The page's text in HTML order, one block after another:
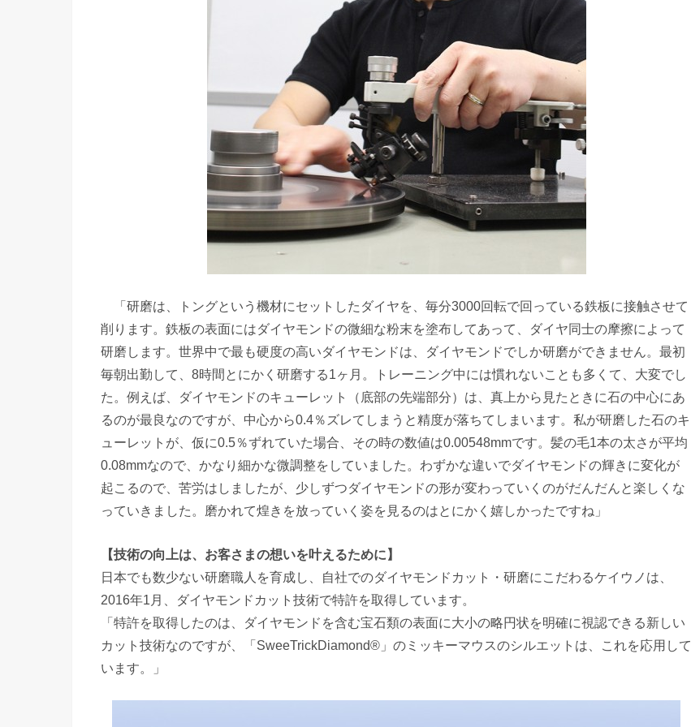
「研磨は、トングという機材にセットしたダイヤを、毎分3000回転で回っている鉄板に接触させて
削ります。鉄板の表面にはダイヤモンドの微細な粉末を塗布してあって、ダイヤ同士の摩擦によって
研磨します。世界中で最も硬度の高いダイヤモンドは、ダイヤモンドでしか研磨ができません。最初
毎朝出勤して、8時間とにかく研磨する1ヶ月。トレーニング中には慣れないことも多くて、大変でし
た。例えば、ダイヤモンドのキューレット（底部の先端部分）は、真上から見たときに石の中心にあ
るのが最良なのですが、中心から0.4％ズレてしまうと精度が落ちてしまいます。私が研磨した石のキ
ューレットが、仮に0.5％ずれていた場合、その時の数値は0.00548mmです。髪の毛1本の太さが平均
0.08mmなので、かなり細かな微調整をしていました。わずかな違いでダイヤモンドの輝きに変化が
起こるので、苦労はしましたが、少しずつダイヤモンドの形が変わっていくのがだんだんと楽しくな
っていきました。磨かれて煌きを放っていく姿を見るのはとにかく嬉しかったですね」
【技術の向上は、お客さまの想いを叶えるために】
日本でも数少ない研磨職人を育成し、自社でのダイヤモンドカット・研磨にこだわるケイウノは、
2016年1月、ダイヤモンドカット技術で特許を取得しています。
「特許を取得したのは、ダイヤモンドを含む宝石類の表面に大小の略円状を明確に視認できる新しい
カット技術なのですが、「SweeTrickDiamond®」のミッキーマウスのシルエットは、これを応用して
います。」